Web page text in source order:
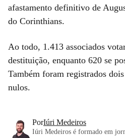
afastamento definitivo de
do Corinthians.
Ao todo, 1.413 associados
destituição, enquanto 620 se
Também foram registrados
nulos.
PorIúri Medeiros
Iúri Medeiros é formado em